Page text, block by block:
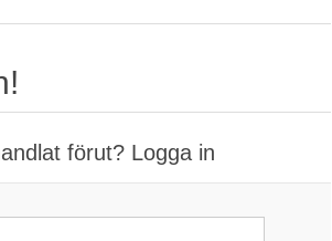
förut? Logga in